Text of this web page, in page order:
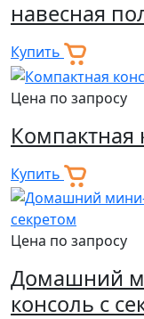
навесная
Купить
Цена по запросу
Компактная
Купить
Цена по запросу
Домашний
консоль с